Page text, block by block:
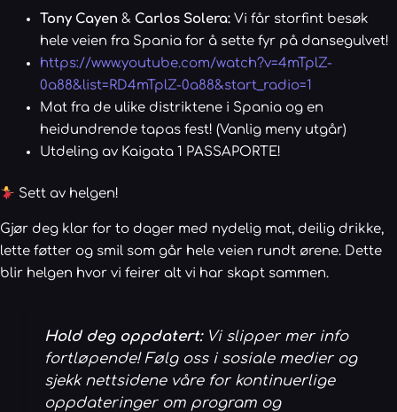
Tony Cayen & Carlos Solera: Vi får storfint besøk
hele veien fra Spania for å sette fyr på dansegulvet!
https://www.youtube.com/watch?v=4mTplZ-
0a88&list=RD4mTplZ-0a88&start_radio=1
Mat fra de ulike distriktene i Spania og en
heidundrende tapas fest! (Vanlig meny utgår)
Utdeling av Kaigata 1 PASSAPORTE!
Sett av helgen!
Gjør deg klar for to dager med nydelig mat, deilig drikke,
lette føtter og smil som går hele veien rundt ørene. Dette
blir helgen hvor vi feirer alt vi har skapt sammen.
Hold deg oppdatert:Vi slipper mer info
fortløpende! Følg oss i sosiale medier og
sjekk nettsidene våre for kontinuerlige
oppdateringer om program og